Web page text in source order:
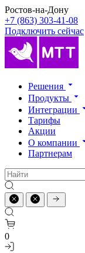
Ростов-на-Дону
+7 (863) 303-41-08
Подключить сейчас
Решения
Продукты
Интеграции
Тарифы
Акции
О компании
Партнерам
0